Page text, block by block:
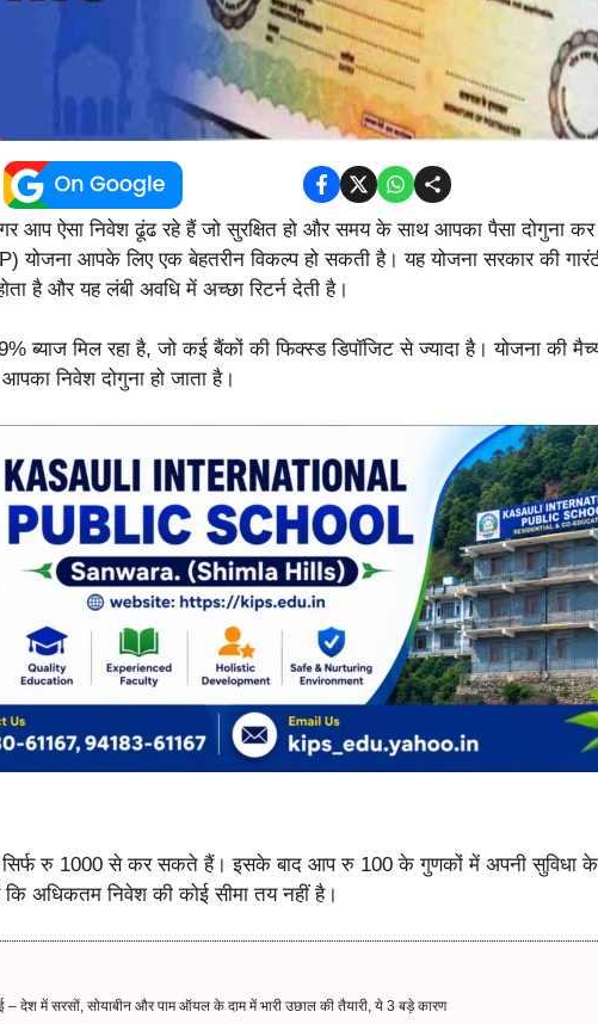
आप ऐसा निवेश ढूंढ रहे हैं जो सुरक्षित हो और समय के साथ आपका पैसा दोगुना कर
योजना आपके लिए एक बेहतरीन विकल्प हो सकती है। यह योजना सरकार की
है और यह लंबी अवधि में अच्छा रिटर्न देती है।
ब्याज मिल रहा है, जो कई बैंकों की फिक्स्ड डिपॉजिट से ज्यादा है। योजना की
निवेश दोगुना हो जाता है।
रु 1000 से कर सकते हैं। इसके बाद आप रु 100 के गुणकों में अपनी सुविधा के
अधिकतम निवेश की कोई सीमा तय नहीं है।
– देश में सरसों, सोयाबीन और पाम ऑयल के दाम में भारी उछाल की तैयारी, ये 3 बड़े कारण